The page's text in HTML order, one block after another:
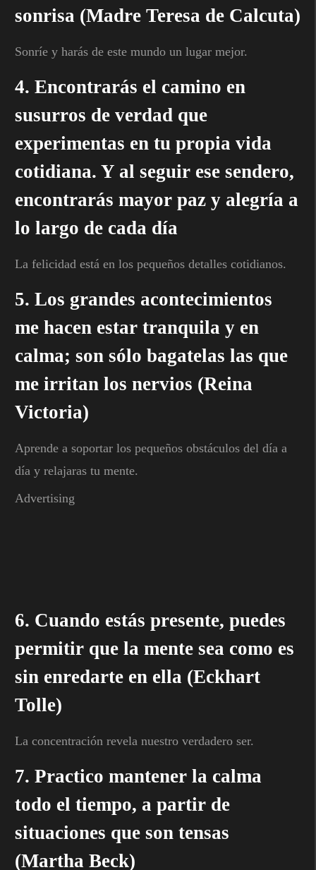
sonrisa (Madre Teresa de Calcuta)
Sonríe y harás de este mundo un lugar mejor.
4. Encontrarás el camino en
susurros de verdad que
experimentas en tu propia vida
cotidiana. Y al seguir ese sendero,
encontrarás mayor paz y alegría a
lo largo de cada día
La felicidad está en los pequeños detalles cotidianos.
5. Los grandes acontecimientos
me hacen estar tranquila y en
calma; son sólo bagatelas las que
me irritan los nervios (Reina
Victoria)
Aprende a soportar los pequeños obstáculos del día a
día y relajaras tu mente.
Advertising
6. Cuando estás presente, puedes
permitir que la mente sea como es
sin enredarte en ella (Eckhart
Tolle)
La concentración revela nuestro verdadero ser.
7. Practico mantener la calma
todo el tiempo, a partir de
situaciones que son tensas
(Martha Beck)